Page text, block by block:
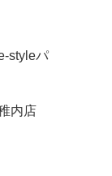
styleパ
内店